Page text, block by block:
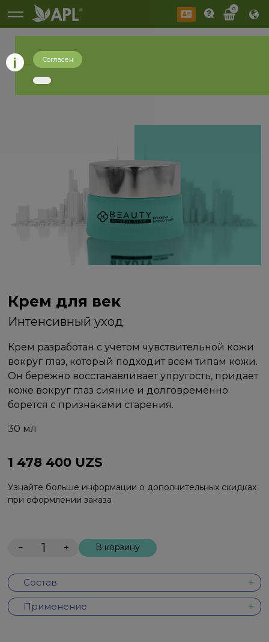
0
назад
Крем для век
Интенсивный уход
Крем разработан с учетом чувствительной кожи
вокруг глаз, который подходит всем типам кожи.
Он бережно восстанавливает упругость, придает
коже вокруг глаз сияние и долговременно
борется с признаками старения.
30 мл
1 478 400 UZS
Узнайте больше информации о дополнительных скидках
при оформлении заказа
− + В корзину
Состав
Применение
Согласен